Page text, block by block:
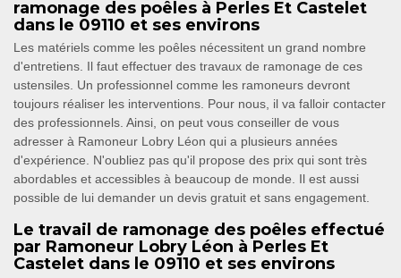
ramonage des poêles à Perles Et Castelet
dans le 09110 et ses environs
Les matériels comme les poêles nécessitent un grand nombre
d'entretiens. Il faut effectuer des travaux de ramonage de ces
ustensiles. Un professionnel comme les ramoneurs devront
toujours réaliser les interventions. Pour nous, il va falloir contacter
des professionnels. Ainsi, on peut vous conseiller de vous
adresser à Ramoneur Lobry Léon qui a plusieurs années
d'expérience. N'oubliez pas qu'il propose des prix qui sont très
abordables et accessibles à beaucoup de monde. Il est aussi
possible de lui demander un devis gratuit et sans engagement.
Le travail de ramonage des poêles effectué
par Ramoneur Lobry Léon à Perles Et
Castelet dans le 09110 et ses environs